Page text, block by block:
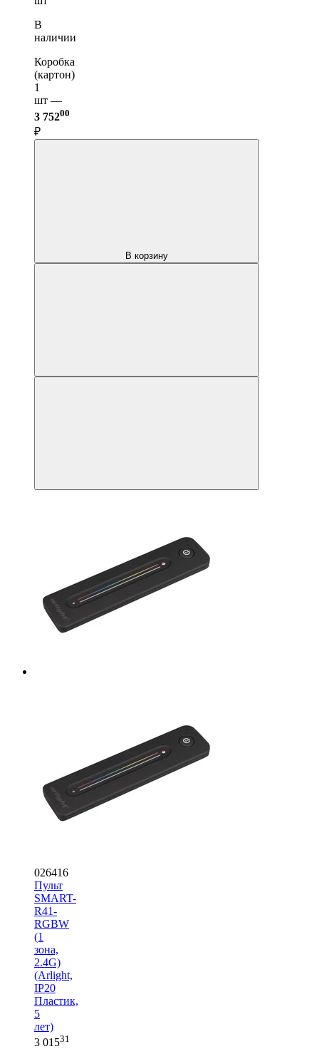
В
наличии
Коробка
(картон)
1
шт —
3 75200
₽
В корзину
026416
Пульт
SMART-
R41-
RGBW
(1
зона,
2.4G)
(Arlight,
IP20
Пластик,
5
лет)
3 01531